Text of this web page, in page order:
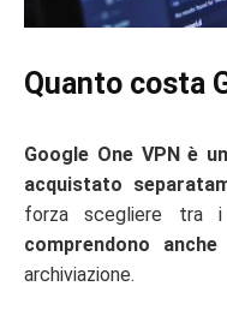
Quanto costa
Google One VPN è
acquistato
forza scegliere tra i
comprendono
archiviazione.